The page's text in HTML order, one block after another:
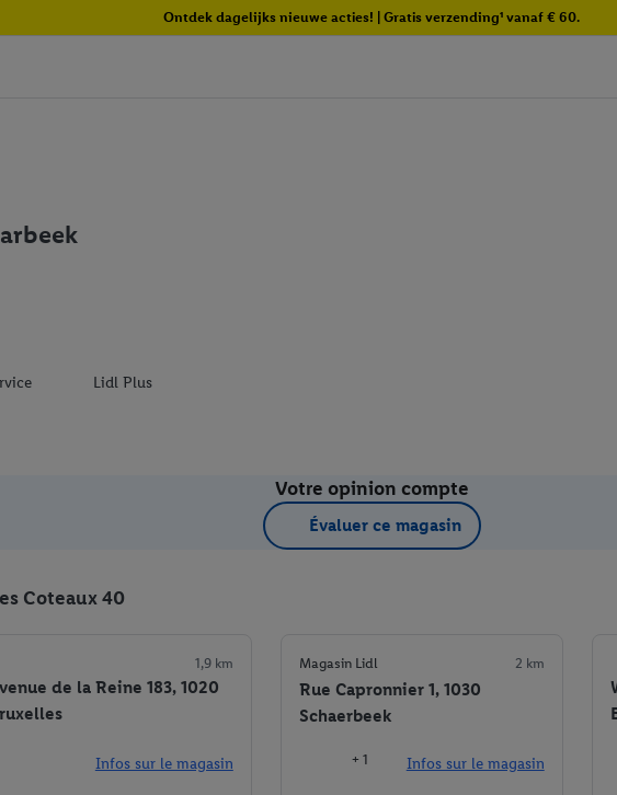
Ontdek dagelijks nieuwe acties! | Gratis verzending¹ vanaf € 60.
Lidl Plus
Votre opinion compte
Évaluer ce magasin
Coteaux 40
1,9 km
de la Reine 183, 1020
Infos sur le magasin
Magasin Lidl 2 km
Rue Capronnier 1, 1030
Schaerbeek
+ 1 Infos sur le magasin